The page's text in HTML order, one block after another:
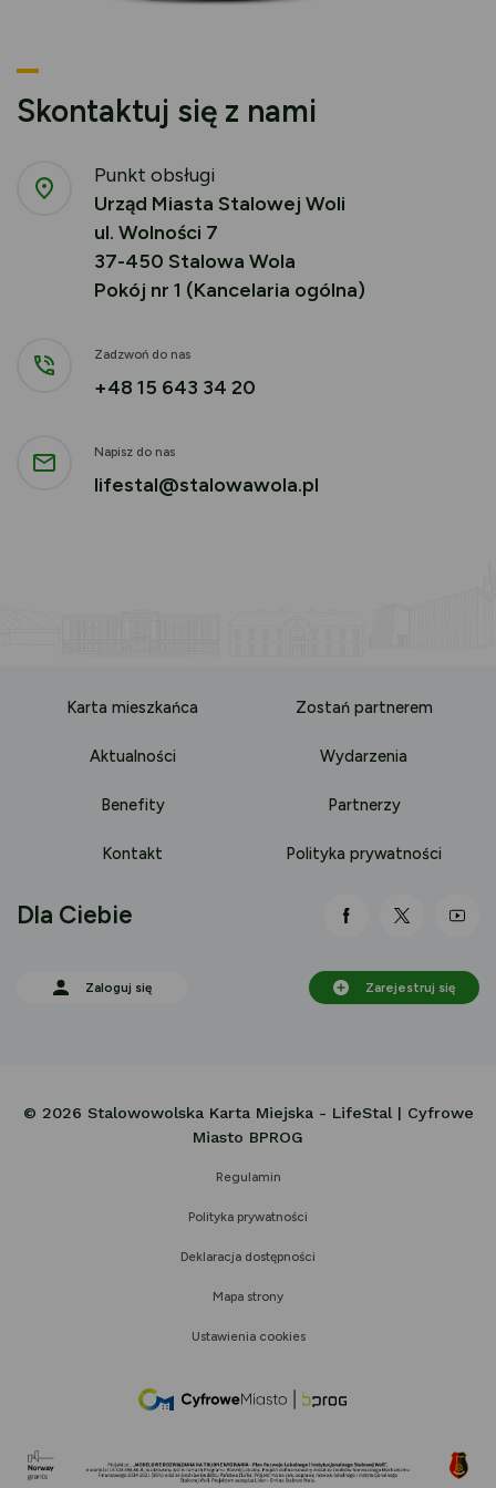
Skontaktuj się z nami
Punkt obsługi
Urząd Miasta Stalowej Woli
ul. Wolności 7
37-450 Stalowa Wola
Pokój nr 1 (Kancelaria ogólna)
Zadzwoń do nas
+48 15 643 34 20
Napisz do nas
lifestal@stalowawola.pl
Karta mieszkańca Zostań partnerem
Aktualności Wydarzenia
Benefity Partnerzy
Kontakt Polityka prywatności
link otwiera się
link
Dla Ciebie
Zaloguj się Zarejestruj się
© 2026 Stalowowolska Karta Miejska - LifeStal | Cyfrowe
Miasto BPROG
Regulamin
Polityka prywatności
Deklaracja dostępności
Mapa strony
Ustawienia cookies
link
w